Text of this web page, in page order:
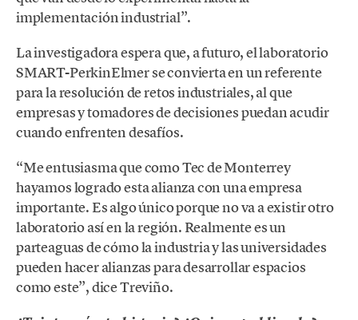
implementación industrial”.
La investigadora espera que, a futuro, el laboratorio
SMART-PerkinElmer se convierta en un referente
para la resolución de retos industriales, al que
empresas y tomadores de decisiones puedan acudir
cuando enfrenten desafíos.
“Me entusiasma que como Tec de Monterrey
hayamos logrado esta alianza con una empresa
importante. Es algo único porque no va a existir otro
laboratorio así en la región. Realmente es un
parteaguas de cómo la industria y las universidades
pueden hacer alianzas para desarrollar espacios
como este”, dice Treviño.